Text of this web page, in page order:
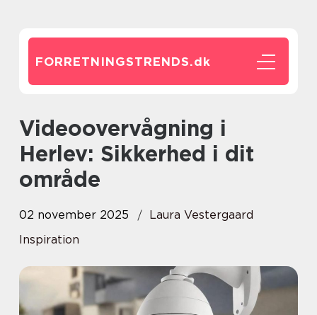
FORRETNINGSTRENDS.dk
Videoovervågning i
Herlev: Sikkerhed i dit
område
02 november 2025
Laura Vestergaard
Inspiration